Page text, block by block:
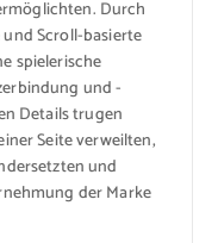
Durch
Scroll-basierte
spielerische
und -
Details trugen
Seite verweilten,
und
der Marke